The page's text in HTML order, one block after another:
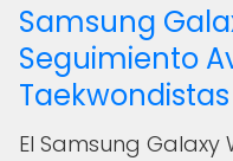
Samsung
Seguimiento
Taekwondistas
El Samsung